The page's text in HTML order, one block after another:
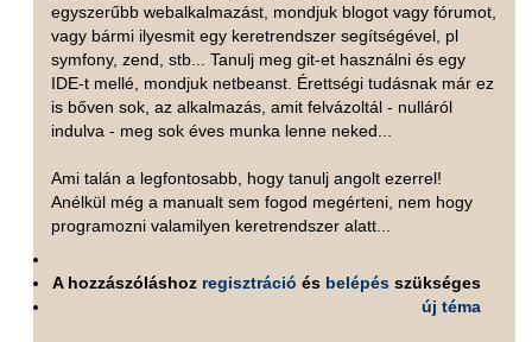
egyszerűbb webalkalmazást, mondjuk blogot vagy fórumot,
vagy bármi ilyesmit egy keretrendszer segítségével, pl
symfony, zend, stb... Tanulj meg git-et használni és egy
IDE-t mellé, mondjuk netbeanst. Érettségi tudásnak már ez
is bőven sok, az alkalmazás, amit felvázoltál - nulláról
indulva - meg sok éves munka lenne neked...
Ami talán a legfontosabb, hogy tanulj angolt ezerrel!
Anélkül még a manualt sem fogod megérteni, nem hogy
programozni valamilyen keretrendszer alatt...
A hozzászóláshoz regisztráció és belépés szükséges
új téma